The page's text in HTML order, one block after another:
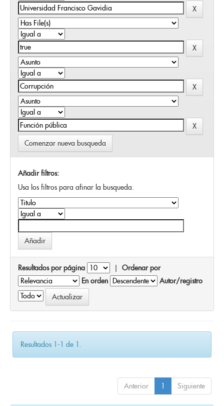
Comenzar nueva busqueda
Añadir filtros:
Usa los filtros para afinar la busqueda.
Resultados por página | Ordenar por
En orden
Autor/registro
Resultados 1-1 de 1.
Anterior 1 Siguiente